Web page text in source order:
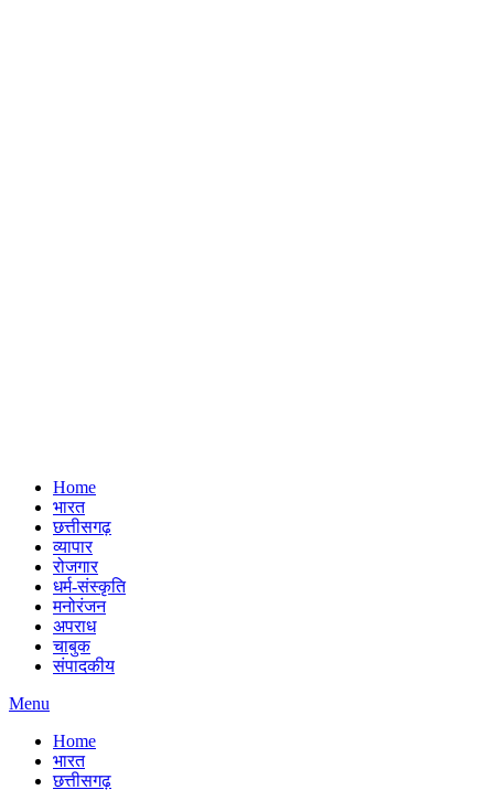
Home
भारत
छत्तीसगढ़
व्यापार
रोजगार
धर्म-संस्कृति
मनोरंजन
अपराध
चाबुक
संपादकीय
Menu
Home
भारत
छत्तीसगढ़